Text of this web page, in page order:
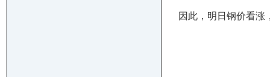
因此，明日钢价看涨